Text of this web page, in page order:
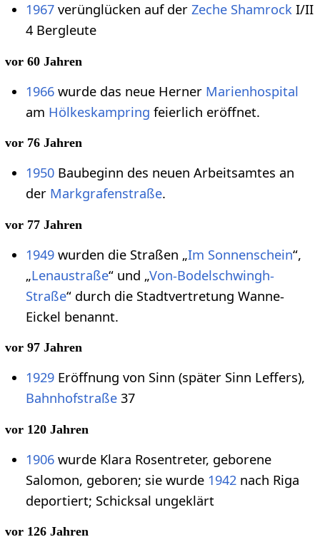
1967 verünglücken auf der Zeche Shamrock I/II
4 Bergleute
vor 60 Jahren
1966 wurde das neue Herner Marienhospital
am Hölkeskampring feierlich eröffnet.
vor 76 Jahren
1950 Baubeginn des neuen Arbeitsamtes an
der Markgrafenstraße.
vor 77 Jahren
1949 wurden die Straßen „Im Sonnenschein“,
„Lenaustraße“ und „Von-Bodelschwingh-
Straße“ durch die Stadtvertretung Wanne-
Eickel benannt.
vor 97 Jahren
1929 Eröffnung von Sinn (später Sinn Leffers),
Bahnhofstraße 37
vor 120 Jahren
1906 wurde Klara Rosentreter, geborene
Salomon, geboren; sie wurde 1942 nach Riga
deportiert; Schicksal ungeklärt
vor 126 Jahren